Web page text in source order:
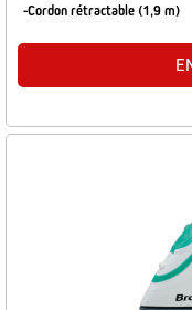
-Cordon rétractable (1,9 m)